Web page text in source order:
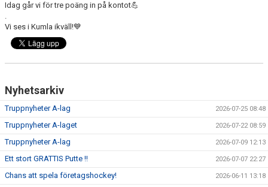
BILJETTER
A-LAGETS MATCHER 25/26
SVENSK HOCKEYTV
KLUBBPROFIL
SUPPORTERKLUBBEN
Idag går vi för tre poäng in på kontot💪
.
Vi ses i Kumla ikväll!💙
Nyhetsarkiv
Truppnyheter A-lag 2026-07-25 08:48
Truppnyheter A-laget 2026-07-22 08:59
Truppnyheter A-lag 2026-07-09 12:13
Ett stort GRATTIS Putte !! 2026-07-07 22:27
Chans att spela företagshockey! 2026-06-11 13:18